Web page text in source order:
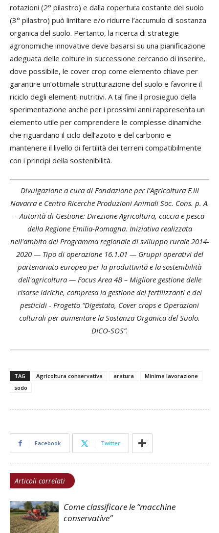
rotazioni (2° pilastro) e dalla copertura costante del suolo
(3° pilastro) può limitare e/o ridurre l’accumulo di sostanza
organica del suolo. Pertanto, la ricerca di strategie
agronomiche innovative deve basarsi su una pianificazione
adeguata delle colture in successione cercando di inserire,
dove possibile, le cover crop come elemento chiave per
garantire un’ottimale strutturazione del suolo e favorire il
riciclo degli elementi nutritivi. A tal fine il prosieguo della
sperimentazione anche per i prossimi anni rappresenta un
elemento utile per comprendere le complesse dinamiche
che riguardano il ciclo dell’azoto e del carbonio e
mantenere il livello di fertilità dei terreni compatibilmente
con i principi della sostenibilità.
Divulgazione a cura di Fondazione per l’Agricoltura F.lli
Navarra e Centro Ricerche Produzioni Animali Soc. Cons. p. A.
- Autorità di Gestione: Direzione Agricoltura, caccia e pesca
della Regione Emilia-Romagna. Iniziativa realizzata
nell'ambito del Programma regionale di sviluppo rurale 2014-
2020 — Tipo di operazione 16.1.01 — Gruppi operativi del
partenariato europeo per la produttività e la sostenibilità
dell'agricoltura — Focus Area 4B – Migliore gestione delle
risorse idriche, compresa la gestione dei fertilizzanti e dei
pesticidi - Progetto “DIgestato, Cover crops e Operazioni
colturali per aumentare la Sostanza Organica del Suolo.
DICO-SOS”.
TAG Agricoltura conservativa aratura
Minima lavorazione
sodo
Facebook Twitter
Articoli correlati
Come classificare le “macchine
conservative”